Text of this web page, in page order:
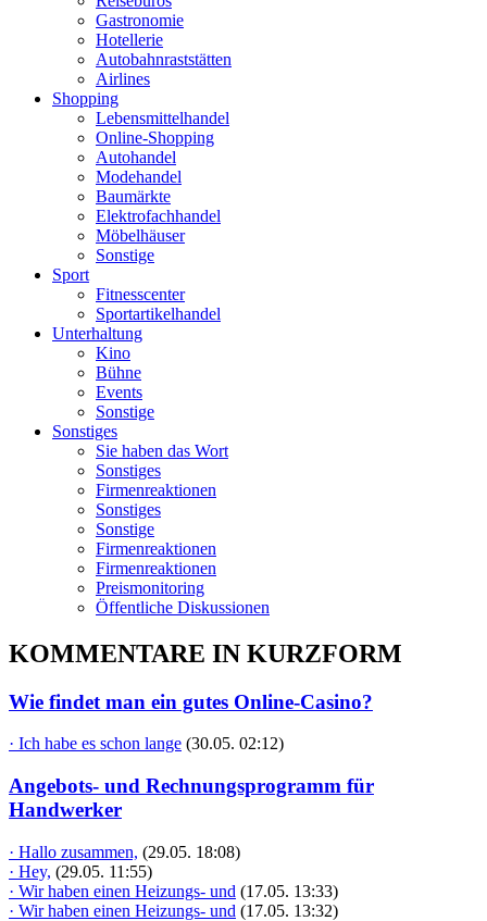
Gastronomie
Hotellerie
Autobahnraststätten
Airlines
Shopping
Lebensmittelhandel
Online-Shopping
Autohandel
Modehandel
Baumärkte
Elektrofachhandel
Möbelhäuser
Sonstige
Sport
Fitnesscenter
Sportartikelhandel
Unterhaltung
Kino
Bühne
Events
Sonstige
Sonstiges
Sie haben das Wort
Sonstiges
Firmenreaktionen
Sonstiges
Sonstige
Firmenreaktionen
Firmenreaktionen
Preismonitoring
Öffentliche Diskussionen
KOMMENTARE IN KURZFORM
Wie findet man ein gutes Online-Casino?
· Ich habe es schon lange (30.05. 02:12)
Angebots- und Rechnungsprogramm für
Handwerker
· Hallo zusammen, (29.05. 18:08)
· Hey, (29.05. 11:55)
· Wir haben einen Heizungs- und (17.05. 13:33)
· Wir haben einen Heizungs- und (17.05. 13:32)